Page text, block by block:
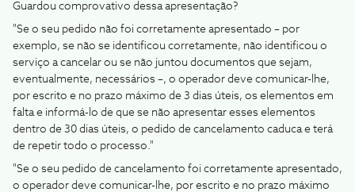
Guardou comprovativo dessa apresentação?
"Se o seu pedido não foi corretamente apresentado – por
exemplo, se não se identificou corretamente, não identificou o
serviço a cancelar ou se não juntou documentos que sejam,
eventualmente, necessários –, o operador deve comunicar-lhe,
por escrito e no prazo máximo de 3 dias úteis, os elementos em
falta e informá-lo de que se não apresentar esses elementos
dentro de 30 dias úteis, o pedido de cancelamento caduca e terá
de repetir todo o processo."
"Se o seu pedido de cancelamento foi corretamente apresentado,
o operador deve comunicar-lhe, por escrito e no prazo máximo